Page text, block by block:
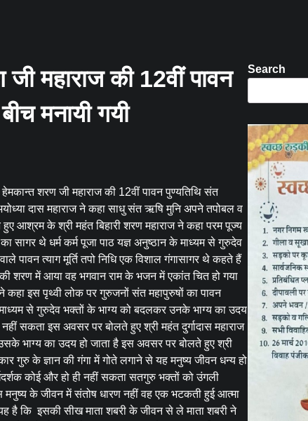
महाराज की 12वीं पावन
मनायी गयी
शरण जी महाराज की 12वीं पावन पुण्यतिथि संत
दास महाराज ने कहा साधु संत ऋषि मुनि अपने तपोबल व
आश्रम के श्री महंत बिहारी शरण महाराज ने कहा परम पूज्य
सागर थे धर्म कर्म पूजा पाठ यज्ञ अनुष्ठान के माध्यम से गुरुदेव
पावन त्याग मूर्ति तपो निधि एक विशाल गंगासागर थे कहते हैं
शरण में आया वह भगवान राम के भजन में एकांत चित हो गया
इस पृथ्वी लोक पर गुरुजनों संत महापुरुषों का पावन
माध्यम से गुरुदेव भक्तों के भाग्य को बदलकर उनके भाग्य का उदय
सकता इस अवसर पर बोलते हुए श्री महंत दुर्गादास महाराज
भाग्य का उदय हो जाता है इस अवसर पर बोलते हुए श्री
गुरु के ज्ञान की गंगा में गोते लगाने से यह मनुष्य जीवन धन्य हो
कोई और हो ही नहीं सकता सतगुरु भक्तों को उंगली
के जीवन में संतोष धारण नहीं वह एक भटकती हुई आत्मा
है कि इसकी सीख माता शबरी के जीवन से ले माता शबरी ने
Search